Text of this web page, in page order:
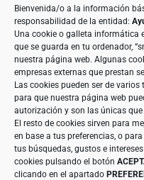
Bienvenida/o a la información
responsabilidad de la entidad:
Una cookie o galleta informática
que se guarda en tu ordenador,
nuestra página web. Algunas
empresas externas que prestan
Las cookies pueden ser de
para que nuestra página web
autorización y son las únicas
El resto de cookies sirven para
en base a tus preferencias, o
tus búsquedas, gustos e
cookies pulsando el botón
clicando en el apartado
casilla correspondiente
Destinatarios » Con
nuestra entidad que
tener conocimiento de
Derechos » Tiene
tenemos sobre usted,
explica en la
página web /
el apartado“POLÍTICA
web / Datos de